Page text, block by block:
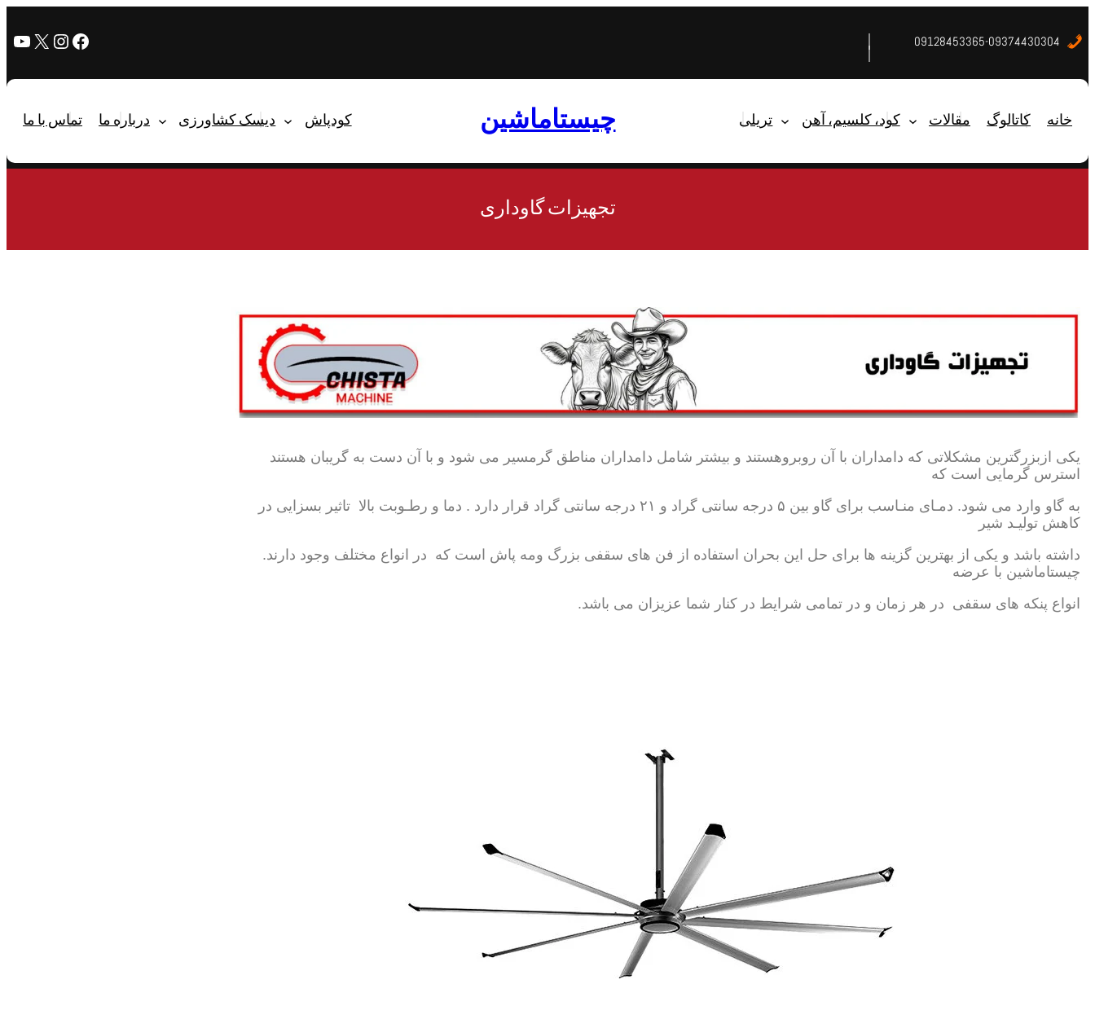
09128453365-09374430304
خانه کاتالوگ مقالات کود، کلسیم، آهن تریلی چیستاماشین کودپاش دیسک کشاورزی درباره ما تماس با ما
تجهیزات گاوداری
یکی ازبزرگترین مشکلاتی که دامداران با آن روبروهستند و بیشتر شامل دامداران مناطق گرمسیر می شود و با آن دست به گریبان هستند
استرس گرمایی است که
به گاو وارد می شود. دمـای منـاسب برای گاو بین ۵ درجه سانتی گراد و ۲۱ درجه سانتی گراد قرار دارد . دما و رطـوبت بالا تاثیر بسزایی در
کاهش تولیـد شیر
داشته باشد و یکی از بهترین گزینه ها برای حل این بحران استفاده از فن های سقفی بزرگ ومه پاش است که در انواع مختلف وجود دارند.
چیستاماشین با عرضه
انواع پنکه های سقفی در هر زمان و در تمامی شرایط در کنار شما عزیزان می باشد.